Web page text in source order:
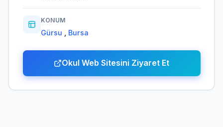
KONUM
Gürsu Bursa
Okul Web Sitesini Ziyaret Et